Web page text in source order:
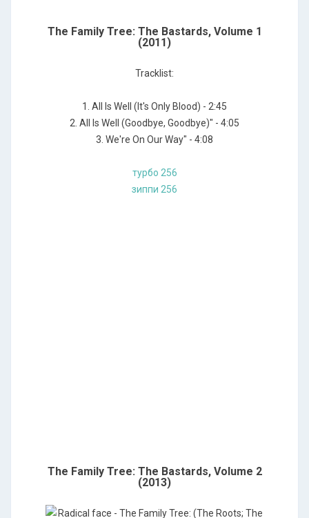
The Family Tree: The Bastards, Volume 1
(2011)
Tracklist:
1. All Is Well (It's Only Blood) - 2:45
2. All Is Well (Goodbye, Goodbye)" - 4:05
3. We're On Our Way" - 4:08
турбо 256
зиппи 256
The Family Tree: The Bastards, Volume 2
(2013)